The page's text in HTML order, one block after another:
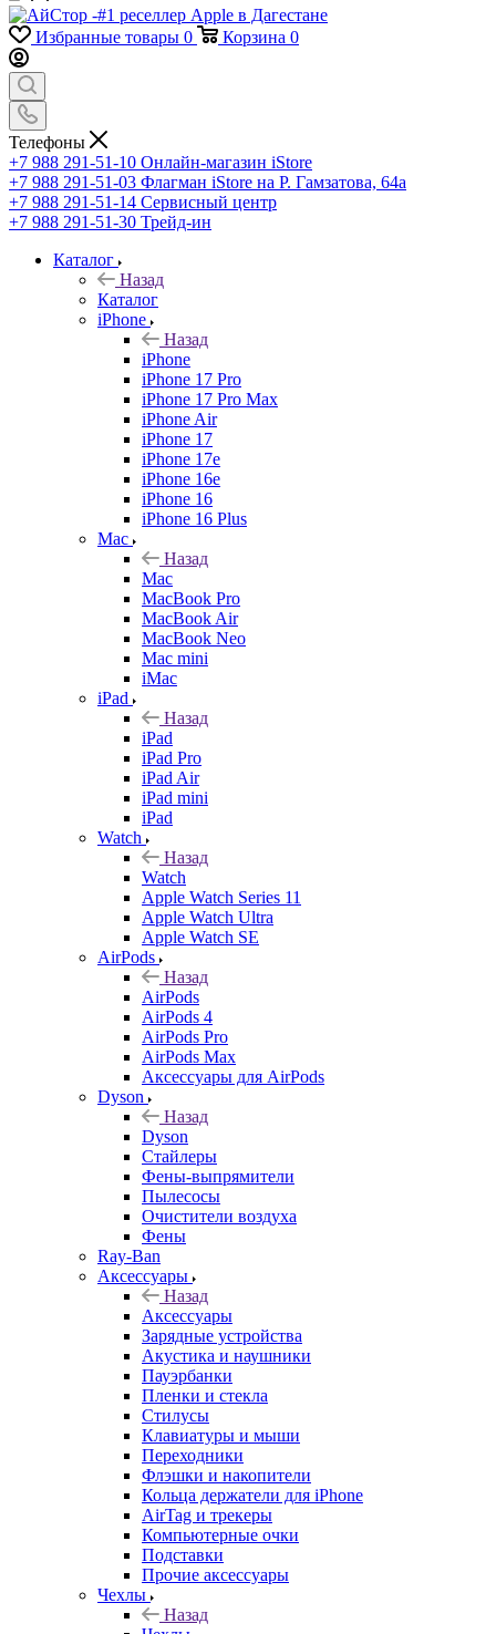
Избранные товары 0 Корзина 0
Телефоны
+7 988 291-51-10 Онлайн-магазин iStore
+7 988 291-51-03 Флагман iStore на Р. Гамзатова, 64а
+7 988 291-51-14 Сервисный центр
+7 988 291-51-30 Трейд-ин
Каталог
Назад
Каталог
iPhone
Назад
iPhone
iPhone 17 Pro
iPhone 17 Pro Max
iPhone Air
iPhone 17
iPhone 17e
iPhone 16e
iPhone 16
iPhone 16 Plus
Mac
Назад
Mac
MacBook Pro
MacBook Air
MacBook Neo
Mac mini
iMac
iPad
Назад
iPad
iPad Pro
iPad Air
iPad mini
iPad
Watch
Назад
Watch
Apple Watch Series 11
Apple Watch Ultra
Apple Watch SE
AirPods
Назад
AirPods
AirPods 4
AirPods Pro
AirPods Max
Аксессуары для AirPods
Dyson
Назад
Dyson
Стайлеры
Фены-выпрямители
Пылесосы
Очистители воздуха
Фены
Ray-Ban
Аксессуары
Назад
Аксессуары
Зарядные устройства
Акустика и наушники
Пауэрбанки
Пленки и стекла
Стилусы
Клавиатуры и мыши
Переходники
Флэшки и накопители
Кольца держатели для iPhone
AirTag и трекеры
Компьютерные очки
Подставки
Прочие аксессуары
Чехлы
Назад